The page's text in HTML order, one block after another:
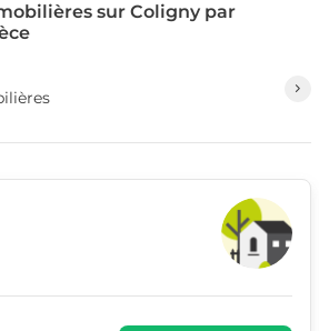
sur Coligny par